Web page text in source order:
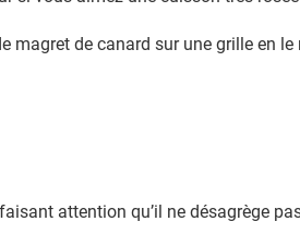
magret de canard sur une grille en
attention qu’il ne désagrège